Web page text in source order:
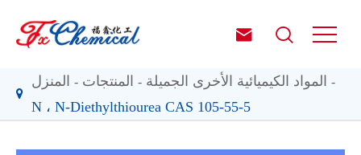
 
المنزل المنتجات
المواد الكيميائية الأخرى الجميلة
N ، N-Diethylthiourea CAS 105-55-5